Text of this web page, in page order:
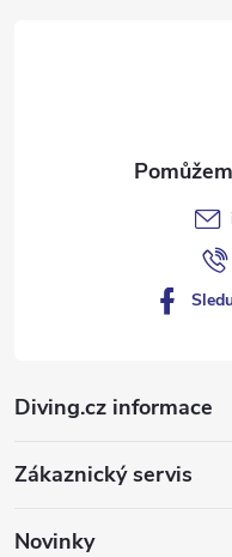
Diving.cz informace
Zákaznický servis
Novinky